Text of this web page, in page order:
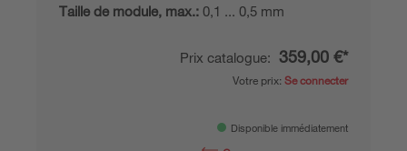
Taille de module, max.: 0,1 ... 0,5 mm
Prix catalogue: 359,00 €*
Votre prix: Se connecter
Disponible immédiatement